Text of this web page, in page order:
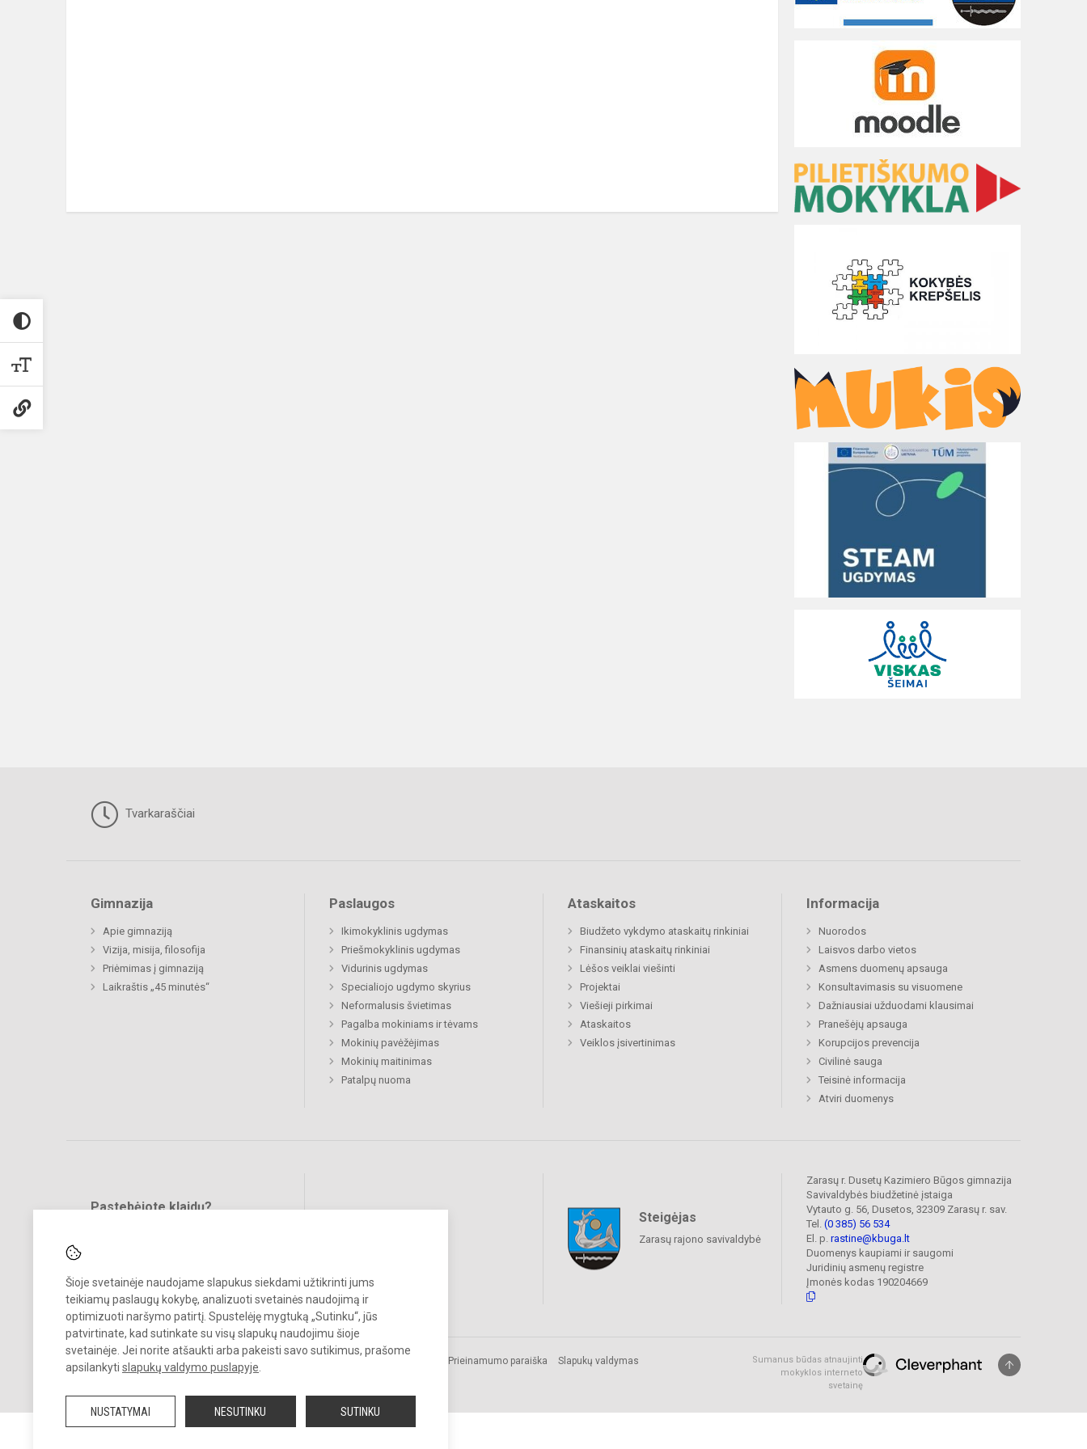
Šioje svetainėje naudojame slapukus siekdami užtikrinti jums
teikiamų paslaugų kokybę, analizuoti svetainės naudojimą ir
optimizuoti naršymo patirtį. Spustelėję mygtuką „Sutinku“, jūs
patvirtinate, kad sutinkate su visų slapukų naudojimu šioje
svetainėje. Jei norite atšaukti arba pakeisti savo sutikimus, prašome
apsilankyti slapukų valdymo puslapyje
NUSTATYMAI NESUTINKU SUTINKU
Tvarkaraščiai
Gimnazija
Apie gimnaziją
Vizija, misija, filosofija
Priėmimas į gimnaziją
Laikraštis „45 minutės“
Paslaugos
Ikimokyklinis ugdymas
Priešmokyklinis ugdymas
Vidurinis ugdymas
Specialiojo ugdymo skyrius
Neformalusis švietimas
Pagalba mokiniams ir tėvams
Mokinių pavėžėjimas
Mokinių maitinimas
Patalpų nuoma
Ataskaitos
Biudžeto vykdymo ataskaitų rinkiniai
Finansinių ataskaitų rinkiniai
Lėšos veiklai viešinti
Projektai
Viešieji pirkimai
Ataskaitos
Veiklos įsivertinimas
Informacija
Nuorodos
Laisvos darbo vietos
Asmens duomenų apsauga
Konsultavimasis su visuomene
Dažniausiai užduodami klausimai
Pranešėjų apsauga
Korupcijos prevencija
Civilinė sauga
Teisinė informacija
Atviri duomenys
Pastebėjote klaidų?
Steigėjas
Zarasų rajono savivaldybė
Zarasų r. Dusetų Kazimiero Būgos gimnazija
Savivaldybės biudžetinė įstaiga
Vytauto g. 56, Dusetos, 32309 Zarasų r. sav.
Tel. (0 385) 56 534
El. p. rastine@kbuga.lt
Duomenys kaupiami ir saugomi
Juridinių asmenų registre
Įmonės kodas 190204669
© 2023. Zarasų r. Dusetų Kazimiero Būgos gimnazija. Visos teisės
saugomos.
Prieinamumo paraiška Slapukų valdymas
Sumanus būdas atnaujinti
mokyklos interneto
svetainę